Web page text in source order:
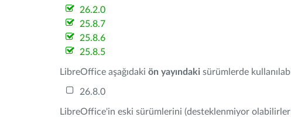
26.2.0
25.8.7
25.8.6
25.8.5
LibreOffice aşağıdaki ön yayındaki sürümlerde
26.8.0
LibreOffice'in eski sürümlerini (desteklenmiyor